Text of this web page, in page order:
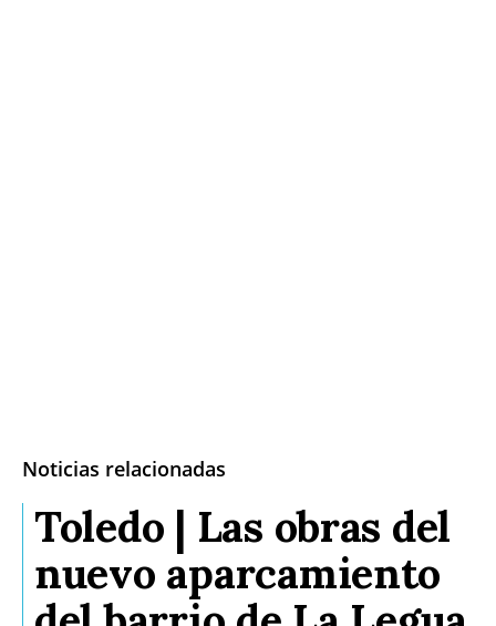
Noticias relacionadas
Toledo | Las obras del
nuevo aparcamiento